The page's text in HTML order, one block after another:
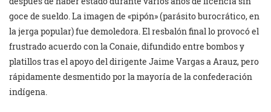
goce de sueldo. La imagen de «pipón» (parásito burocrático, en
la jerga popular) fue demoledora. El resbalón final lo provocó el
frustrado acuerdo con la Conaie, difundido entre bombos y
platillos tras el apoyo del dirigente Jaime Vargas a Arauz, pero
rápidamente desmentido por la mayoría de la confederación
indígena.